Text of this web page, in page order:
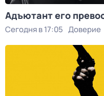
Адъютант его
Сегодня в 17:05 Доверие